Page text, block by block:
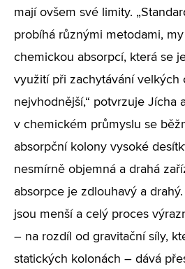
mají ovšem své limity.
probíhá různými metodami,
chemickou absorpcí, která se
využití při zachytávání velkých
nejvhodnější,“ potvrzuje Jícha
v chemickém průmyslu se
absorpční kolony vysoké
nesmírně objemná a drahá
absorpce je zdlouhavý a
jsou menší a celý proces
– na rozdíl od gravitační síly,
statických kolonách – dává